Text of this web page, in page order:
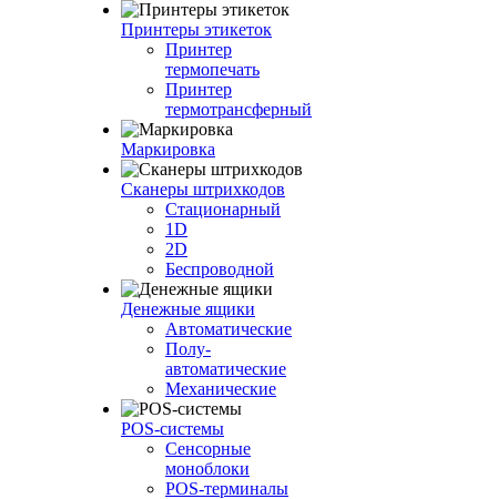
Принтеры этикеток
Принтер
термопечать
Принтер
термотрансферный
Маркировка
Сканеры штрихкодов
Стационарный
1D
2D
Беспроводной
Денежные ящики
Автоматические
Полу-
автоматические
Механические
POS-системы
Сенсорные
моноблоки
POS-терминалы